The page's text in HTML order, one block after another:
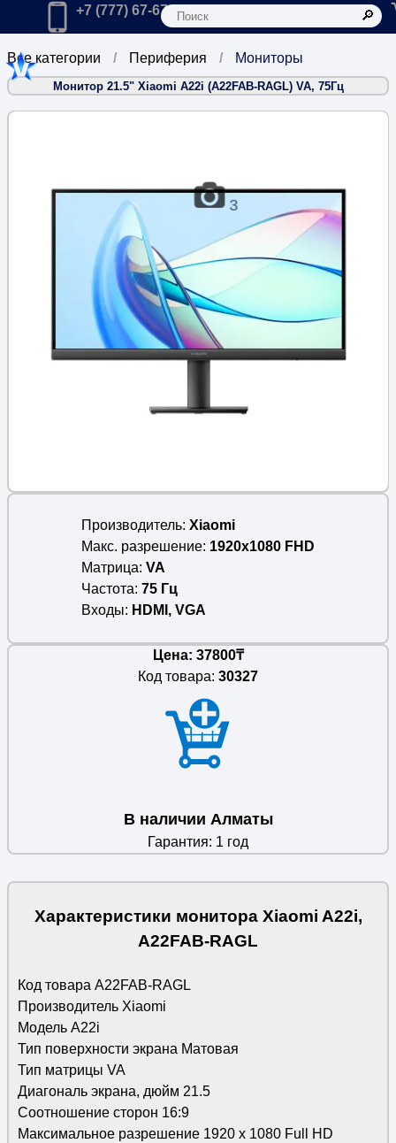
Главная
Позвонить в компанию по телефону:
+7 (777) 67-67-666
Мониторы
Периферия
Все категории
Монитор 21.5" Xiaomi A22i (A22FAB-RAGL) VA, 75Гц
Производитель Xiaomi
Макс. разрешение 1920x1080 FHD
Матрица VA
Частота 75 Гц
Входы
HDMI, VGA
Цена: 37800₸
Код товара: 30327
В наличии Алматы
Гарантия: 1 год
Характеристики монитора Xiaomi A22i,
A22FAB-RAGL
Код товара A22FAB-RAGL
Производитель Xiaomi
Модель A22i
Тип поверхности экрана Матовая
Тип матрицы VA
Диагональ экрана, дюйм 21.5
Соотношение сторон 16:9
Максимальное разрешение 1920 x 1080 Full HD